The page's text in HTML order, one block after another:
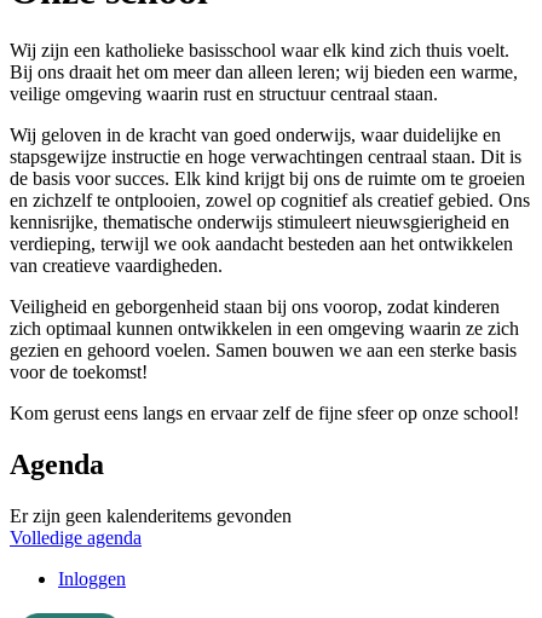
Wij zijn een katholieke basisschool waar elk kind zich thuis voelt.
Bij ons draait het om meer dan alleen leren; wij bieden een warme,
veilige omgeving waarin rust en structuur centraal staan.
Wij geloven in de kracht van goed onderwijs, waar duidelijke en
stapsgewijze instructie en hoge verwachtingen centraal staan. Dit is
de basis voor succes. Elk kind krijgt bij ons de ruimte om te groeien
en zichzelf te ontplooien, zowel op cognitief als creatief gebied. Ons
kennisrijke, thematische onderwijs stimuleert nieuwsgierigheid en
verdieping, terwijl we ook aandacht besteden aan het ontwikkelen
van creatieve vaardigheden.
Veiligheid en geborgenheid staan bij ons voorop, zodat kinderen
zich optimaal kunnen ontwikkelen in een omgeving waarin ze zich
gezien en gehoord voelen. Samen bouwen we aan een sterke basis
voor de toekomst!
Kom gerust eens langs en ervaar zelf de fijne sfeer op onze school!
Agenda
Er zijn geen kalenderitems gevonden
Volledige agenda
Inloggen